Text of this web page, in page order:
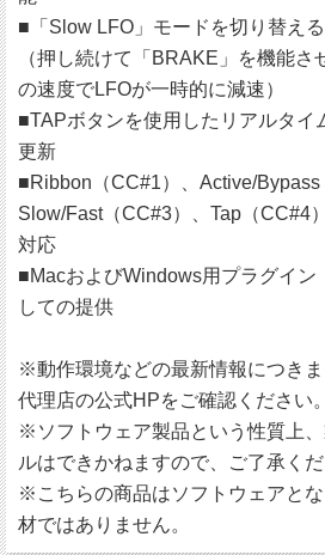
■「Slow LFO」モードを切り替え
（押し続けて「BRAKE」を機能さ
の速度でLFOが一時的に減速）
■TAPボタンを使用したリアルタイ
更新
■Ribbon（CC#1）、Active/Bypass
Slow/Fast（CC#3）、Tap（CC#4
対応
■MacおよびWindows用プラグイン
しての提供
※動作環境などの最新情報につき
代理店の公式HPをご確認ください。
※ソフトウェア製品という性質上
ルはできかねますので、ご了承くだ
※こちらの商品はソフトウェアと
材ではありません。